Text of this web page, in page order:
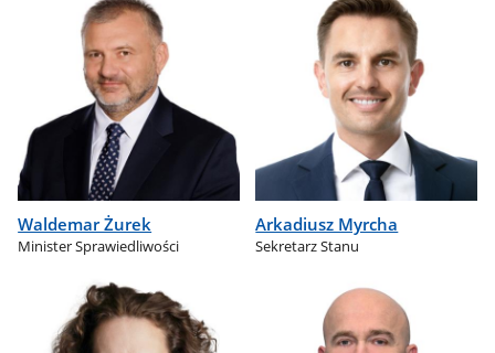
Waldemar Żurek
Minister Sprawiedliwości
Arkadiusz Myrcha
Sekretarz Stanu